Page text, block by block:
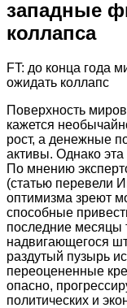
западные
коллапса
FT: до конца года
ожидать коллапс
Поверхность
кажется
рост, а денежные
активы. Однако
По мнению
(статью перевели
оптимизма зреют
способные
последние месяцы
надвигающегося
раздутый пузырь
переоцененные
опасно,
политических и